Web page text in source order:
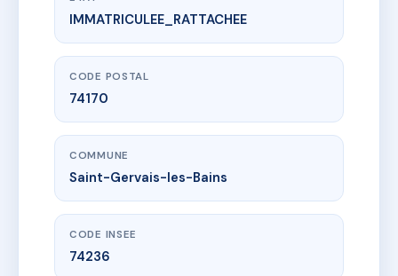
www.vme.plus/AA2045458
Les Fermes de Saint Gervais
864 rte du parc74170 Saint-Gervais-les-Bains
IMMATRICULEE_RATTACHEE
CODE POSTAL
74170
COMMUNE
Saint-Gervais-les-Bains
CODE INSEE
74236